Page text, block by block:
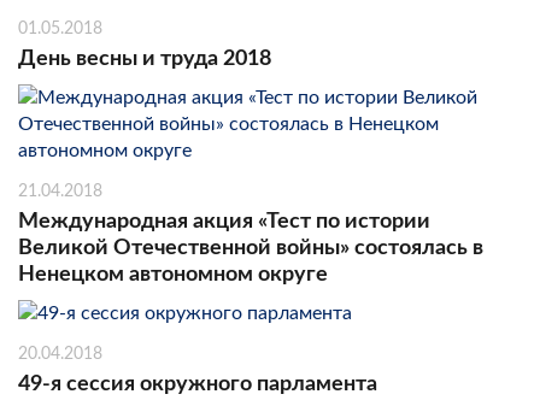
01.05.2018
День весны и труда 2018
21.04.2018
Международная акция «Тест по истории
Великой Отечественной войны» состоялась в
Ненецком автономном округе
20.04.2018
49-я сессия окружного парламента